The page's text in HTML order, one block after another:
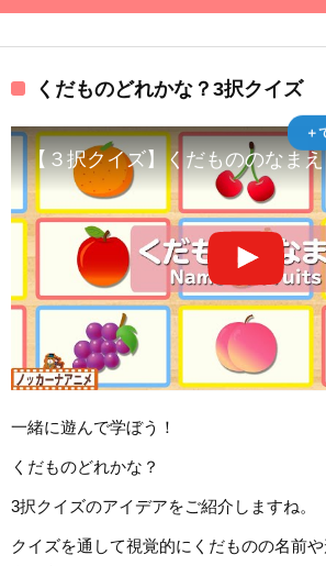
＋
くだものどれかな？3択クイズ
【３択クイズ】くだもののなま
一緒に遊んで学ぼう！
くだものどれかな？
3択クイズのアイデアをご紹介しますね。
クイズを通して視覚的にくだものの名前